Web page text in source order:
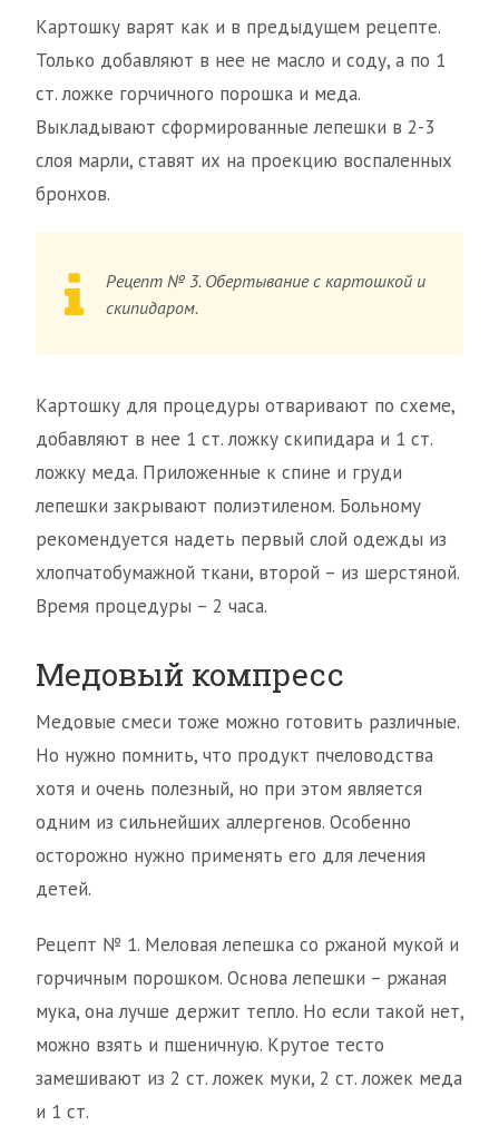
Картошку варят как и в предыдущем рецепте.
Только добавляют в нее не масло и соду, а по 1
ст. ложке горчичного порошка и меда.
Выкладывают сформированные лепешки в 2-3
слоя марли, ставят их на проекцию воспаленных
бронхов.
Рецепт № 3. Обертывание с картошкой и
скипидаром.
Картошку для процедуры отваривают по схеме,
добавляют в нее 1 ст. ложку скипидара и 1 ст.
ложку меда. Приложенные к спине и груди
лепешки закрывают полиэтиленом. Больному
рекомендуется надеть первый слой одежды из
хлопчатобумажной ткани, второй – из шерстяной.
Время процедуры – 2 часа.
Медовый компресс
Медовые смеси тоже можно готовить различные.
Но нужно помнить, что продукт пчеловодства
хотя и очень полезный, но при этом является
одним из сильнейших аллергенов. Особенно
осторожно нужно применять его для лечения
детей.
Рецепт № 1. Меловая лепешка со ржаной мукой и
горчичным порошком. Основа лепешки – ржаная
мука, она лучше держит тепло. Но если такой нет,
можно взять и пшеничную. Крутое тесто
замешивают из 2 ст. ложек муки, 2 ст. ложек меда
и 1 ст.